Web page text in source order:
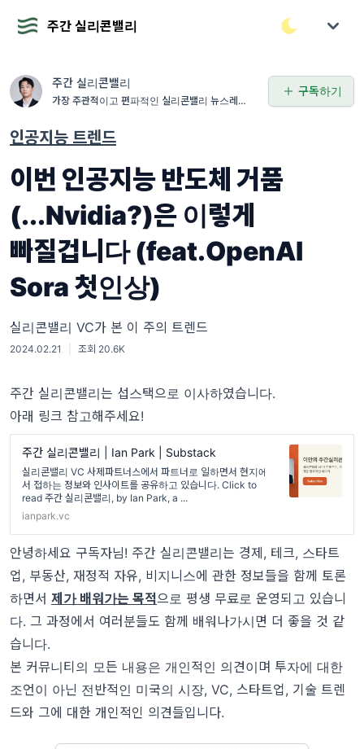
주간 실리콘밸리
주간 실리콘밸리
가장 주관적이고 편파적인 실리콘밸리 뉴스레터 w
구독하기
인공지능 트렌드
이번 인공지능 반도체 거품
(...Nvidia?)은 이렇게
빠질겁니다 (feat.OpenAI
Sora 첫인상)
실리콘밸리 VC가 본 이 주의 트렌드
2024.02.21 조회 20.6K
주간 실리콘밸리는 섭스택으로 이사하였습니다.
아래 링크 참고해주세요!
주간 실리콘밸리 | Ian Park | Substack
실리콘밸리 VC 사제파트너스에서 파트너로 일하면서 현지에
서 접하는 정보와 인사이트를 공유하고 있습니다. Click to
read 주간 실리콘밸리, by Ian Park, a ...
ianpark.vc
안녕하세요 구독자님! 주간 실리콘밸리는 경제, 테크, 스타트
업, 부동산, 재정적 자유, 비지니스에 관한 정보들을 함께 토론
하면서 제가 배워가는 목적으로 평생 무료로 운영되고 있습니
다. 그 과정에서 여러분들도 함께 배워나가시면 더 좋을 것 같
습니다.
본 커뮤니티의 모든 내용은 개인적인 의견이며 투자에 대한
조언이 아닌 전반적인 미국의 시장, VC, 스타트업, 기술 트렌
드와 그에 대한 개인적인 의견들입니다.